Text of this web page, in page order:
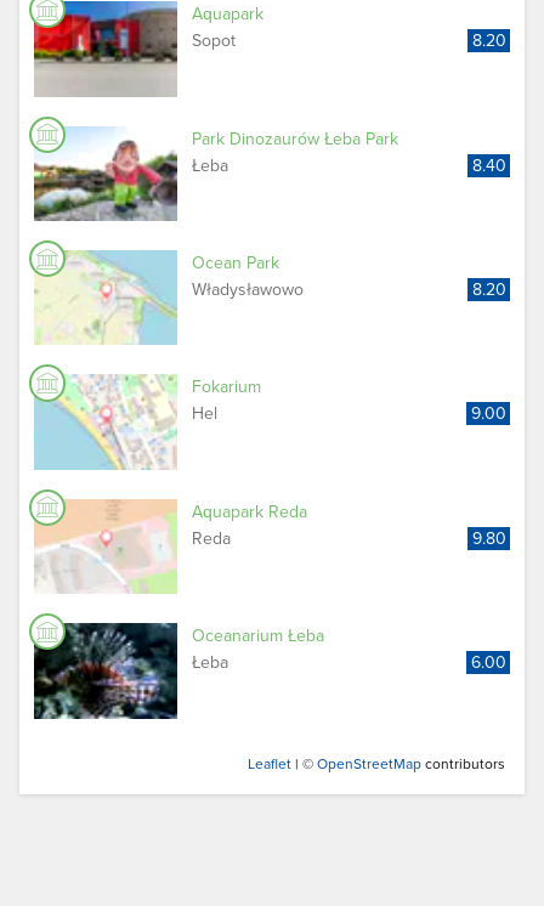
Aquapark
Sopot
8.20
Park Dinozaurów Łeba Park
Łeba
8.40
Ocean Park
Władysławowo
8.20
Fokarium
Hel
9.00
Aquapark Reda
Reda
9.80
Oceanarium Łeba
Łeba
6.00
Leaflet | ©OpenStreetMapcontributors